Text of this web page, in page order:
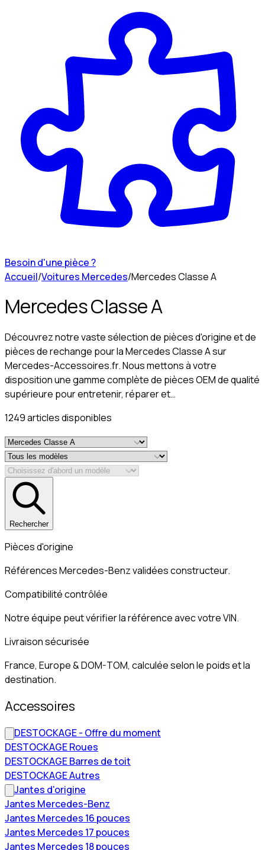
Besoin d'une pièce ?
Accueil/Voitures Mercedes/Mercedes Classe A
Mercedes Classe A
Découvrez notre vaste sélection de pièces d'origine et de
pièces de rechange pour la Mercedes Classe A sur
Mercedes-Accessoires.fr. Nous mettons à votre
disposition une gamme complète de pièces OEM de qualité
supérieure pour entretenir, réparer et…
1249articlesdisponibles
Rechercher
Pièces d'origine
Références Mercedes-Benz validées constructeur.
Compatibilité contrôlée
Notre équipe peut vérifier la référence avec votre VIN.
Livraison sécurisée
France, Europe & DOM-TOM, calculée selon le poids et la
destination.
Accessoires
DESTOCKAGE - Offre du moment
DESTOCKAGE Roues
DESTOCKAGE Barres de toit
DESTOCKAGE Autres
Jantes d'origine
Jantes Mercedes-Benz
Jantes Mercedes 16 pouces
Jantes Mercedes 17 pouces
Jantes Mercedes 18 pouces